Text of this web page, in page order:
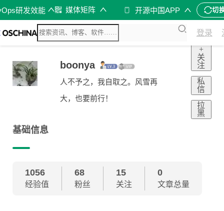
研发效能 媒体矩阵 开源中国APP 切
登录
boonya
人不予之，我自取之。风雪再
大，也要前行！
+
关
注
私
信
拉
黑
基础信息
1056
经验值
68
粉丝
15
关注
0
文章总量